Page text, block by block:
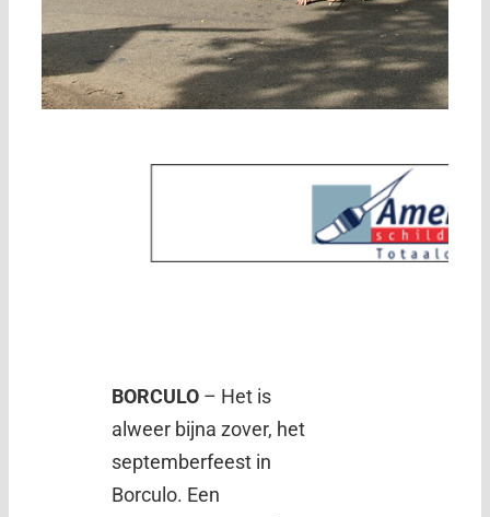
BORCULO – Het is
alweer bijna zover, het
septemberfeest in
Borculo. Een